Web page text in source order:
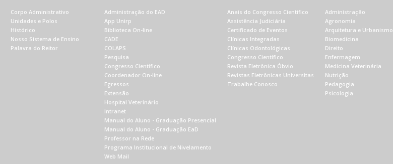
Corpo Administrativo
Unidades e Polos
Histórico
Nosso Sistema de Ensino
Palavra do Reitor
Administração do EAD
App Unirp
Biblioteca On-line
CADE
COLAPS
Pesquisa
Congresso Científico
Coordenador On-line
Egressos
Extensão
Hospital Veterinário
Intranet
Manual do Aluno - Graduação Presencial
Manual do Aluno - Graduação EaD
Professor na Rede
Programa Institucional de Nivelamento
Web Mail
Anais do Congresso Científico
Assistência Judiciária
Certificado de Eventos
Clínicas Integradas
Clínicas Odontológicas
Congresso Científico
Revista Eletrônica Óbvio
Revistas Eletrônicas Universitas
Trabalhe Conosco
Administração
Agronomia
Arquitetura e Urbanismo
Biomedicina
Direito
Enfermagem
Medicina Veterinária
Nutrição
Pedagogia
Psicologia